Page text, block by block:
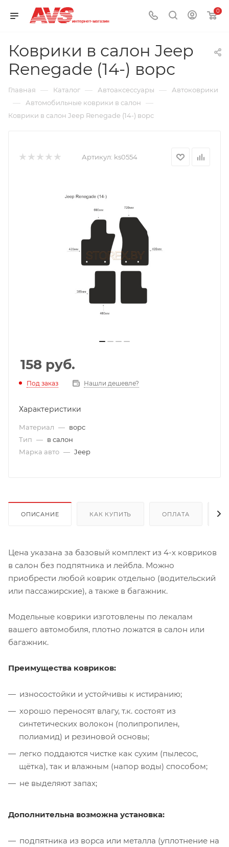
0
Коврики в салон Jeep
Renegade (14-) ворс
Главная — Каталог — Автоаксессуары — Автоковрики
— Автомобильные коврики в салон —
Коврики в салон Jeep Renegade (14-) ворс
Артикул: ks0554
158 руб.
Под заказ Нашли дешевле?
Характеристики
Материал — ворс
Тип — в салон
Марка авто — Jeep
ОПИСАНИЕ КАК КУПИТЬ ОПЛАТА
Цена указана за базовый комплект из 4-х ковриков
в салон без подпятника и лейбла. Можно
приобрести любой коврик отдельно (водительский
или пассажирские), а также в багажник.
Модельные коврики изготовлены по лекалам
вашего автомобиля, плотно ложатся в салон или
багажник.
Преимущества ковриков:
износостойки и устойчивы к истиранию;
хорошо переносят влагу, т.к. состоят из
синтетических волокон (полипропилен,
полиамид) и резиновой основы;
легко поддаются чистке как сухим (пылесос,
щётка), так и влажным (напор воды) способом;
не выделяют запах;
Дополнительна возможна установка:
подпятника из ворса или металла (уплотнение на